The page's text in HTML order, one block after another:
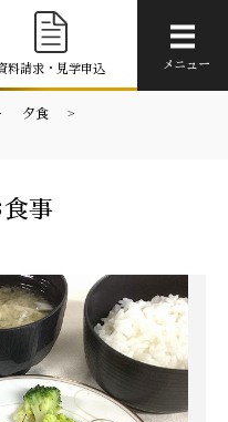
料請求・見学申込 メニュー
夕食
事